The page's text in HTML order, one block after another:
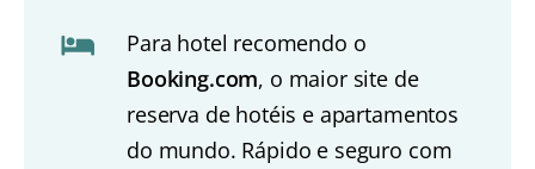
Para hotel recomendo o
Booking.com, o maior site de
reserva de hotéis e apartamentos
do mundo. Rápido e seguro com